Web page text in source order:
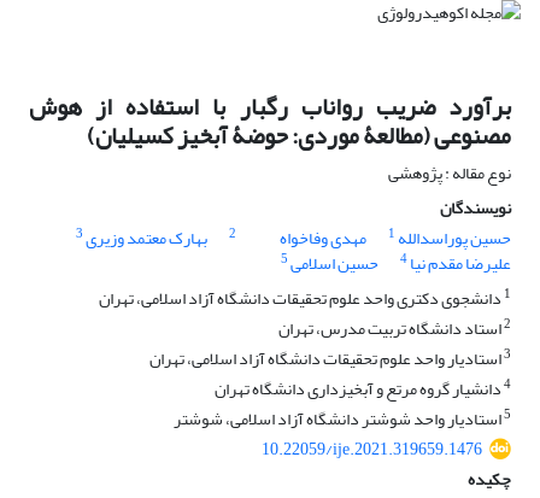
برآورد ضریب رواناب رگبار با استفاده از هوش
مصنوعی (مطالعۀ موردی: حوضۀ آبخیز کسیلیان)
نوع مقاله : پژوهشی
نویسندگان
حسین پوراسدالله 1 مهدی وفاخواه 2 بهارک معتمد وزیری3
علیرضا مقدم نیا4 حسین اسلامی5
1 دانشجوی دکتر‌ی واحد علوم تحقیقات دانشگاه آزاد اسلامی، تهران
2استاد دانشگاه تربیت مدرس، تهران
3استادیار واحد علوم تحقیقات دانشگاه آزاد اسلامی، تهران
4دانشیار گروه مرتع و آبخیزداری دانشگاه تهران
5استادیار واحد شوشتر دانشگاه آزاد اسلامی، شوشتر
10.22059/ije.2021.319659.1476
چکیده